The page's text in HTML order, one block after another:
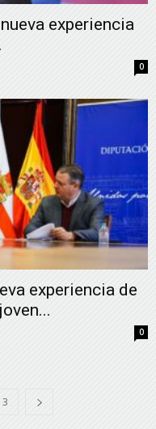
experiencia
0
experiencia de
0
3